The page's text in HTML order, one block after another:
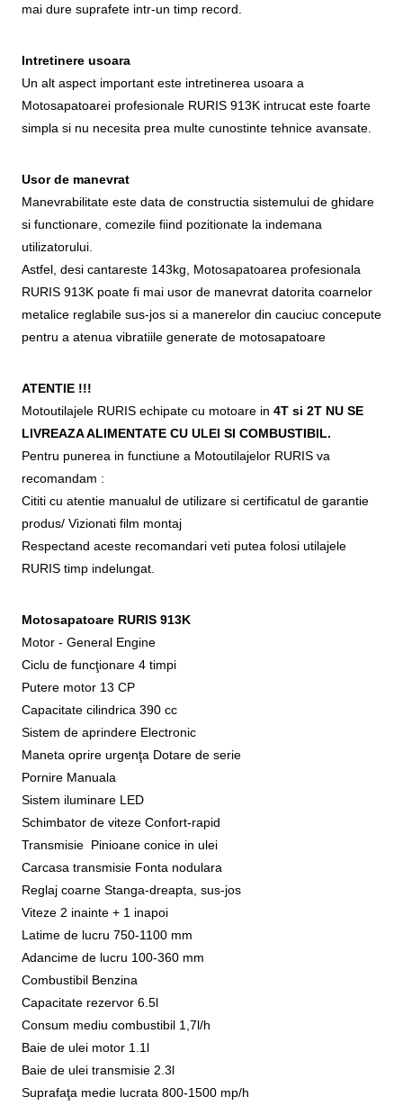
mai dure suprafete intr-un timp record.
Intretinere usoara
Un alt aspect important este intretinerea usoara a
Motosapatoarei profesionale RURIS 913K intrucat este foarte
simpla si nu necesita prea multe cunostinte tehnice avansate.
Usor de manevrat
Manevrabilitate este data de constructia sistemului de ghidare
si functionare, comezile fiind pozitionate la indemana
utilizatorului.
Astfel, desi cantareste 143kg, Motosapatoarea profesionala
RURIS 913K poate fi mai usor de manevrat datorita coarnelor
metalice reglabile sus-jos si a manerelor din cauciuc concepute
pentru a atenua vibratiile generate de motosapatoare
ATENTIE !!!
Motoutilajele RURIS echipate cu motoare in 4T si 2T NU SE
LIVREAZA ALIMENTATE CU ULEI SI COMBUSTIBIL.
Pentru punerea in functiune a Motoutilajelor RURIS va
recomandam :
Cititi cu atentie manualul de utilizare si certificatul de garantie
produs/ Vizionati film montaj
Respectand aceste recomandari veti putea folosi utilajele
RURIS timp indelungat.
Motosapatoare RURIS 913K
Motor - General Engine
Ciclu de funcţionare 4 timpi
Putere motor 13 CP
Capacitate cilindrica 390 cc
Sistem de aprindere Electronic
Maneta oprire urgenţa Dotare de serie
Pornire Manuala
Sistem iluminare LED
Schimbator de viteze Confort-rapid
Transmisie Pinioane conice in ulei
Carcasa transmisie Fonta nodulara
Reglaj coarne Stanga-dreapta, sus-jos
Viteze 2 inainte + 1 inapoi
Latime de lucru 750-1100 mm
Adancime de lucru 100-360 mm
Combustibil Benzina
Capacitate rezervor 6.5l
Consum mediu combustibil 1,7l/h
Baie de ulei motor 1.1l
Baie de ulei transmisie 2.3l
Suprafaţa medie lucrata 800-1500 mp/h